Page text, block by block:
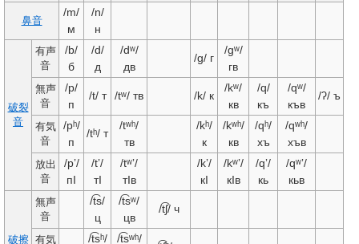
鼻音
/m/
м
/n/
н
破裂
音
有声
音
/b/
б
/d/
д
/dʷ/
дв
/g/ г
/gʷ/
гв
無声
音
/p/
п
/t/т /tʷ/ тв /k/ к
/kʷ/
кв
/q/
къ
/qʷ/
къв
/ʔ/ ъ
有気
音
/pʰ/
п
/tʰ/ т
/tʷʰ/
тв
/kʰ/
к
/kʷʰ/
кв
/qʰ/
хъ
/qʷʰ/
хъв
放出
音
/pʼ/
пI
/tʼ/
тI
/tʷʼ/
тIв
/kʼ/
кI
/kʷʼ/
кIв
/qʼ/
кь
/qʷʼ/
кьв
破擦
無声
音
/t͡s/
ц
/t͡sʷ/
цв
/t͡ʃ/ч
有気 /t͡sʰ/ /t͡sʷʰ/